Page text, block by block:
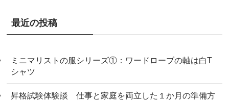
最近の投稿
ミニマリストの服シリーズ①：ワードローブの軸は白T
シャツ
昇格試験体験談 仕事と家庭を両立した１か月の準備方